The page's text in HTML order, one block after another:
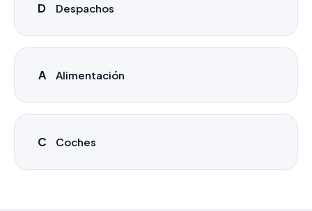
D Despachos
A Alimentación
C Coches